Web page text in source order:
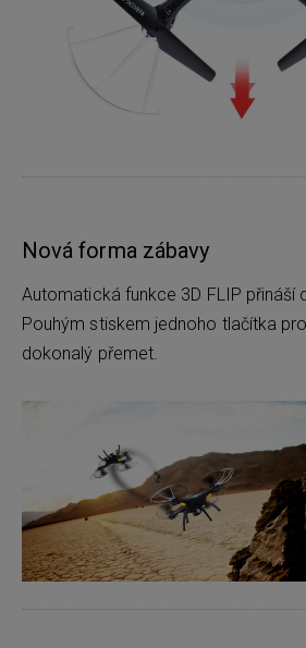
Nová forma zábavy
Automatická funkce 3D FLIP přináší
Pouhým stiskem jednoho tlačítka
dokonalý přemet.